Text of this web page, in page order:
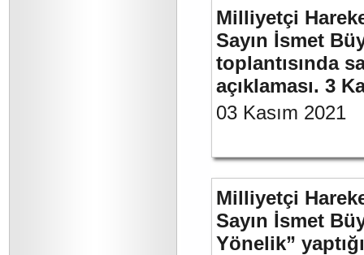
Milliyetçi
Sayın İsmet
toplantısında
açıklaması. 3
03 Kasım 2021
Milliyetçi
Sayın İsmet
Yönelik”